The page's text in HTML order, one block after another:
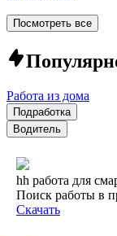
Посмотреть все
Работа из дома
Подработка
Водитель
hh работа для
Поиск работы в
Скачать